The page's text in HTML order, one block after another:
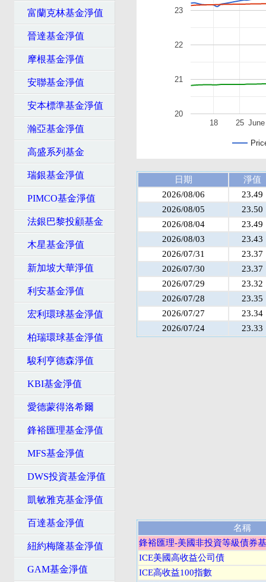
富蘭克林基金淨值
晉達基金淨值
摩根基金淨值
安聯基金淨值
安本標準基金淨值
瀚亞基金淨值
高盛系列基金
瑞銀基金淨值
PIMCO基金淨值
法銀巴黎投顧基金
木星基金淨值
新加坡大華淨值
利安基金淨值
宏利環球基金淨值
柏瑞環球基金淨值
駿利亨德森淨值
KBI基金淨值
愛德蒙得洛希爾
鋒裕匯理基金淨值
MFS基金淨值
DWS投資基金淨值
凱敏雅克基金淨值
百達基金淨值
紐約梅隆基金淨值
GAM基金淨值
18 25
20
21
22
23
日期
淨值
2026/08/06
23.49
2026/08/05
23.50
2026/08/04
23.49
2026/08/03
23.43
2026/07/31
23.37
2026/07/30
23.37
2026/07/29
23.32
2026/07/28
23.35
2026/07/27
23.34
2026/07/24
23.33
名稱
鋒裕匯理-美國非投資等級債券
ICE美國高收益公司債
ICE高收益100指數